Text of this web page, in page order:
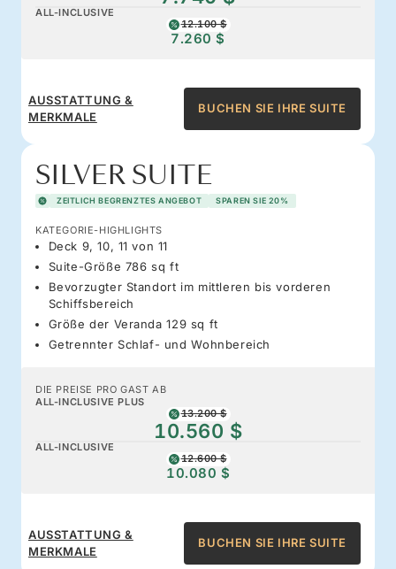
ALL-INCLUSIVE
12.100 $
7.260 $
AUSSTATTUNG &
MERKMALE
BUCHEN SIE IHRE SUITE
SILVER SUITE
ZEITLICH BEGRENZTES ANGEBOT SPAREN SIE 20%
KATEGORIE-HIGHLIGHTS
Deck 9, 10, 11 von 11
Suite-Größe 786 sq ft
Bevorzugter Standort im mittleren bis vorderen
Schiffsbereich
Größe der Veranda 129 sq ft
Getrennter Schlaf- und Wohnbereich
DIE PREISE PRO GAST AB
ALL-INCLUSIVE PLUS
13.200 $
10.560 $
ALL-INCLUSIVE
12.600 $
10.080 $
AUSSTATTUNG &
MERKMALE
BUCHEN SIE IHRE SUITE